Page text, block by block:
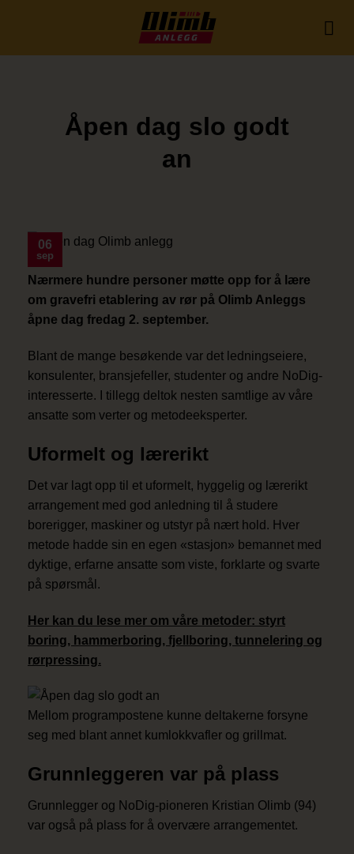
Åpen dag slo godt
an
06
sep
Nærmere hundre personer møtte opp for å lære
om gravefri etablering av rør på Olimb Anleggs
åpne dag fredag 2. september.
Blant de mange besøkende var det ledningseiere,
konsulenter, bransjefeller, studenter og andre NoDig-
interesserte. I tillegg deltok nesten samtlige av våre
ansatte som verter og metodeeksperter.
Uformelt og lærerikt
Det var lagt opp til et uformelt, hyggelig og lærerikt
arrangement med god anledning til å studere
borerigger, maskiner og utstyr på nært hold. Hver
metode hadde sin en egen «stasjon» bemannet med
dyktige, erfarne ansatte som viste, forklarte og svarte
på spørsmål.
Her kan du lese mer om våre metoder: styrt
boring, hammerboring, fjellboring, tunnelering og
rørpressing.
Mellom programpostene kunne deltakerne forsyne
seg med blant annet kumlokkvafler og grillmat.
Grunnleggeren var på plass
Grunnlegger og NoDig-pioneren Kristian Olimb (94)
var også på plass for å overvære arrangementet.